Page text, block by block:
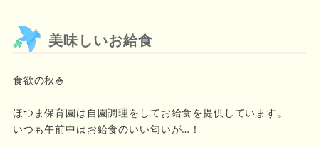
美味しいお給食
食欲の秋🍚
ほつま保育園は自園調理をしてお給食を提供しています。
いつも午前中はお給食のいい匂いが…！